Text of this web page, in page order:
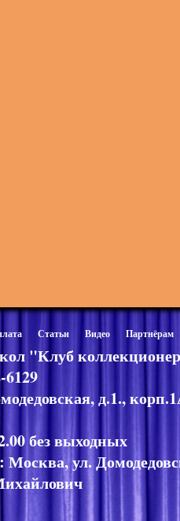
Статьи Видео Партнёрам
"Клуб
6129
д.1.,
без выходных
ул.